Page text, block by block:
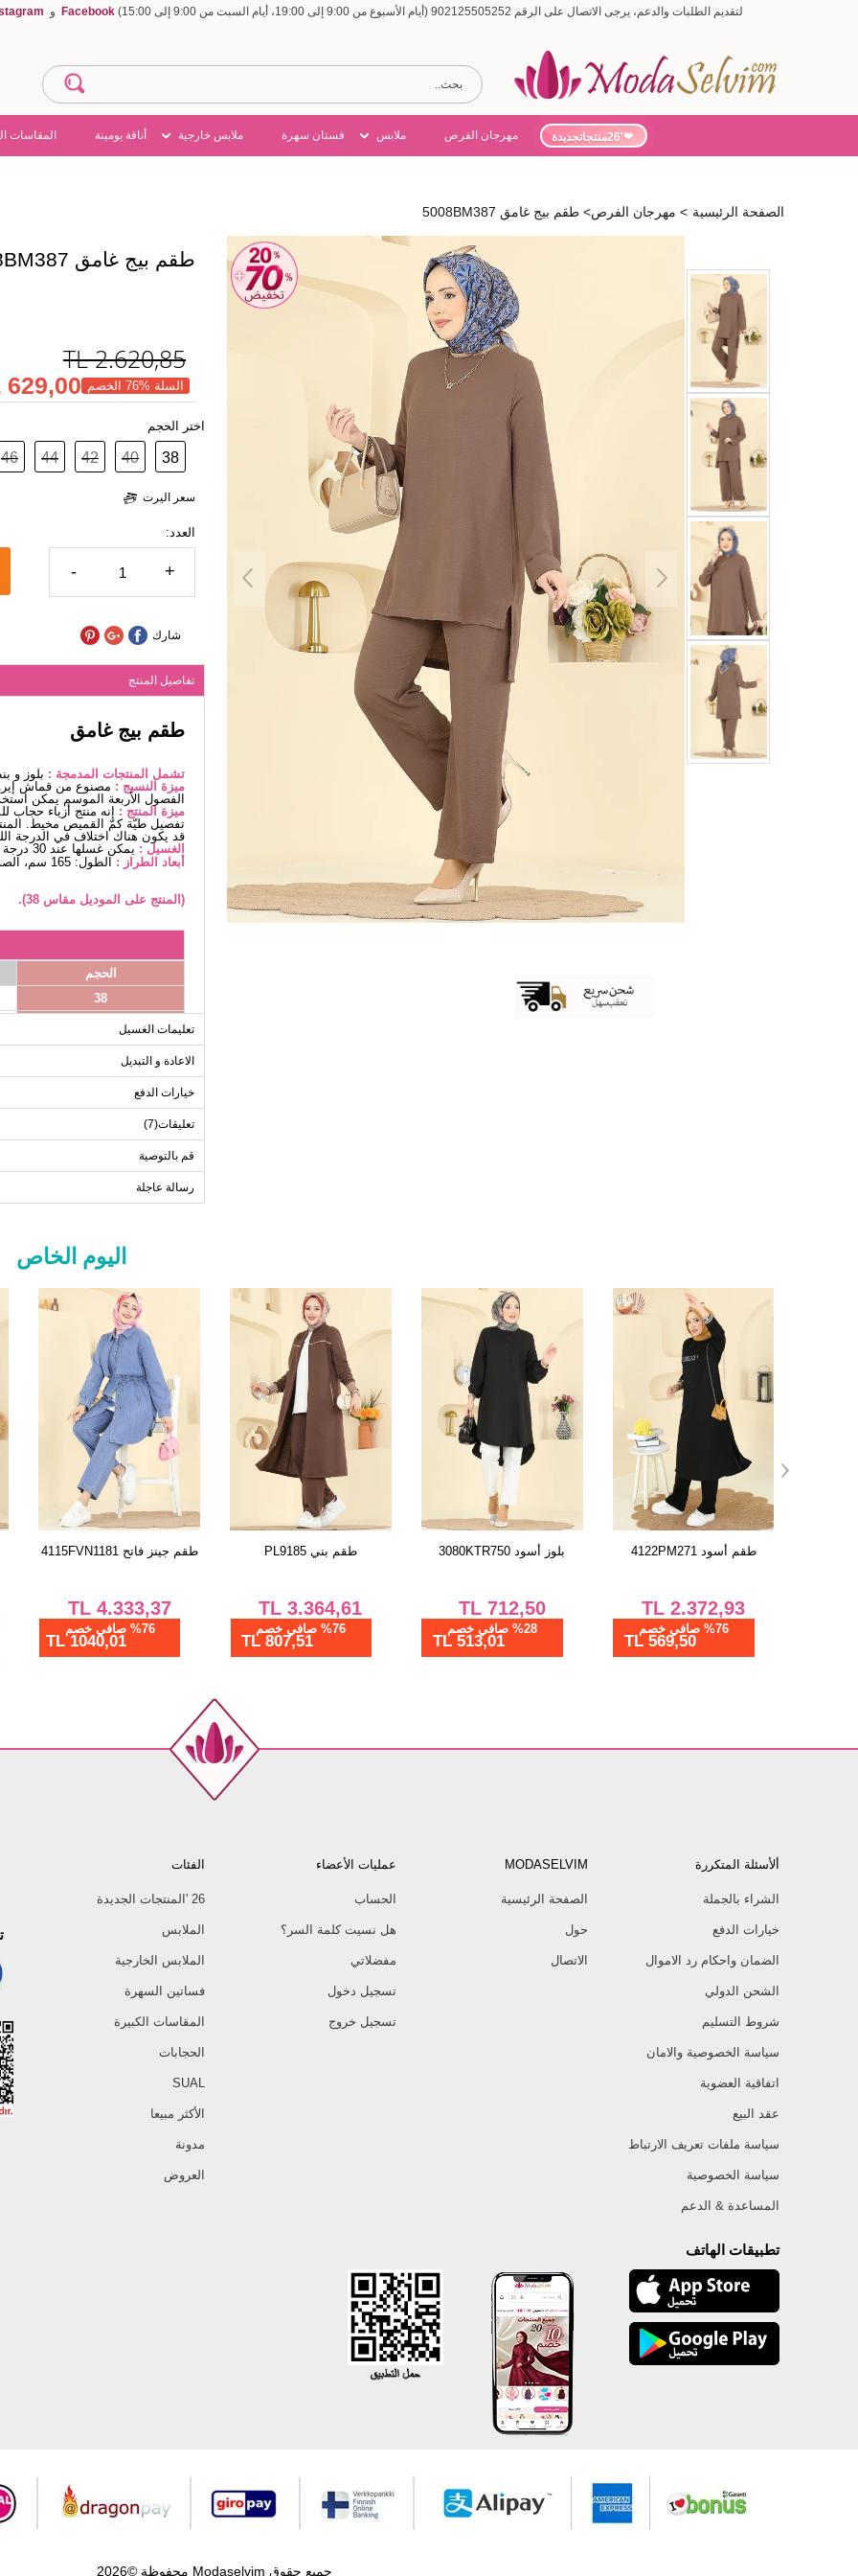
لتقديم الطلبات والدعم، يرجى الاتصال على الرقم 902125505252 (أيام الأسبوع من 9:00 إلى 19:00، أيام السبت من 9:00 إلى 15:00) Facebook و
'26منتجاتجديدة مهرجان الفرص ملابس فستان سهرة ملابس خارجية أناقة يومينة المقاسات
الصفحة الرئيسية > مهرجان الفرص> طقم بيج غامق 5008BM387
طقم بيج غامق 5008BM387
2.620,85
TL
السلة %76 الخصم 629,00 TL
اختر الحجم
38
40
42
44
46
سعر اليرت
العدد:
- +
شارك
تفاصيل المنتج
طقم بيج غامق
تشمل المنتجات المدمجة : بلوز و
ميزة النسيج : مصنوع من قماش
الفصول الأربعة الموسم يمكن
ميزة المنتج : إنه منتج أزياء حجاب
تفصيل طيّة كمّ القميص مخيط.
قد يكون هناك اختلاف في الدرجة
الغسيل : يمكن غسلها عند 30 درجة دون كتابة. (غسيل دقيق)
أبعاد الطراز : الطول: 165 سم، الصدر: 80 سم، الخصر68، الوركين: 96 سم، الوزن: 54كغ
(المنتج على الموديل مقاس 38).
الحجم
38
42
44
52
الحجم
38
48
تعليمات الغسيل
الاعادة و التبديل
خيارات الدفع
تعليقات(7)
قم بالتوصية
رسالة عاجلة
اليوم الخاص
طقم بني PL9185
3.364,61
TL
%76 صافي خصم
807,51 TL
بلوز أسود 3080KTR750
712,50
TL
%28 صافي خصم
513,01 TL
طقم أسود 4122PM271
2.372,93
TL
%76 صافي خصم
569,50 TL
طقم رمادي غامق
562,50
TL
%28 صافي خصم
405,00 TL
ألأسئلة المتكررة
الشراء بالجملة
خيارات الدفع
الضمان واحكام رد الاموال
الشحن الدولي
شروط التسليم
سياسة الخصوصية والامان
اتفاقية العضوية
عقد البيع
سياسة ملفات تعريف الارتباط
سياسة الخصوصية
المساعدة & الدعم
MODASELVIM
الصفحة الرئيسية
حول
الاتصال
عمليات الأعضاء
الحساب
هل نسيت كلمة السر؟
مفضلاتي
تسجيل دخول
تسجيل خروج
الفئات
26 'المنتجات الجديدة
الملابس
الملابس الخارجية
فساتين السهرة
المقاسات الكبيرة
الحجابات
SUAL
الأكثر مبيعا
مدونة
العروض
تطبيقات الهاتف
جميع حقوق Modaselvim محفوظة ©2026